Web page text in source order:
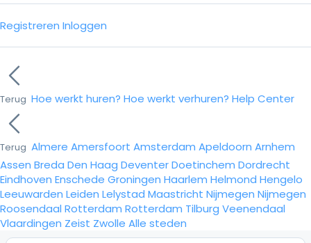
Registreren Inloggen
Terug Hoe werkt huren? Hoe werkt verhuren? Help Center
Terug Almere Amersfoort Amsterdam Apeldoorn Arnhem
Assen Breda Den Haag DeventerDoetinchem Dordrecht
Eindhoven Enschede Groningen Haarlem Helmond Hengelo
Leeuwarden Leiden Lelystad Maastricht Nijmegen Nijmegen
Roosendaal Rotterdam Rotterdam Tilburg Veenendaal
Vlaardingen Zeist Zwolle Alle steden